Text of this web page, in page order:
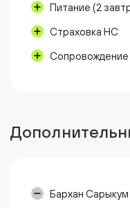
Питание (2
Страховка НС
Сопровождение
Бархан